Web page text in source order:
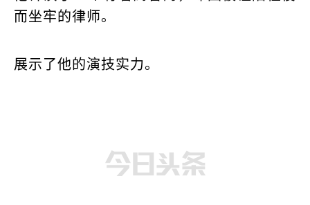
而坐牢的律师。
展示了他的演技实力。